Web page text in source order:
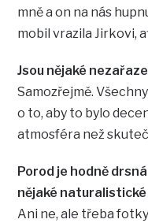
mně a on na nás
mobil vrazila Jirkovi,
Jsou nějaké
Samozřejmě.
o to, aby to bylo
atmosféra než
Porod je hodně
nějaké
Ani ne, ale třeba